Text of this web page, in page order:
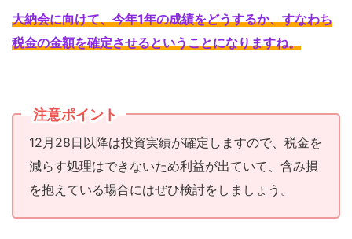
大納会に向けて、今年1年の成績をどうするか、すなわち
税金の金額を確定させるということになりますね。
注意ポイント
12月28日以降は投資実績が確定しますので、税金を
減らす処理はできないため利益が出ていて、含み損
を抱えている場合にはぜひ検討をしましょう。